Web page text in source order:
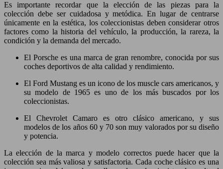
Es importante recordar que la elección de las piezas para la
colección debe ser cuidadosa y metódica. En lugar de centrarse
únicamente en la estética, los coleccionistas deben considerar otros
factores como la historia del vehículo, la producción, la rareza, la
condición y la demanda del mercado.
El Porsche es una marca de gran renombre, conocida por sus
coches deportivos de alta calidad y rendimiento.
El Ford Mustang es un icono de los muscle cars americanos, y
su modelo de 1965 es uno de los más buscados por los
coleccionistas.
El Chevrolet Camaro es otro clásico americano, y sus
modelos de los años 60 y 70 son muy valorados por su diseño
y potencia.
La elección de la marca y modelo correctos puede hacer que la
colección sea más valiosa y satisfactoria. Cada coche clásico es una